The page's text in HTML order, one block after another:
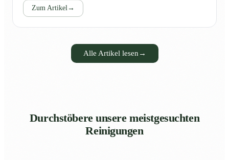
Zum Artikel →
Alle Artikel lesen →
Durchstöbere unsere meistgesuchten
Reinigungen